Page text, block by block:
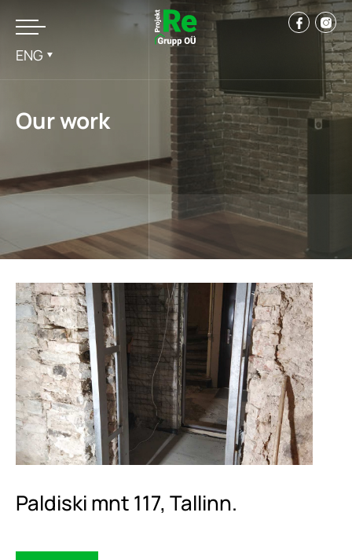
ENG
Our work
Paldiski mnt 117, Tallinn.